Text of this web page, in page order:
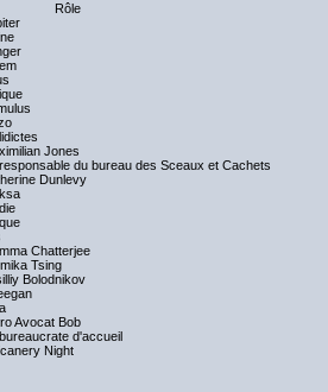
Rôle
Jones
du bureau des Sceaux et Cachets
Dunlevy
Chatterjee
Tsing
Bolodnikov
Avocat Bob
d'accueil
Night